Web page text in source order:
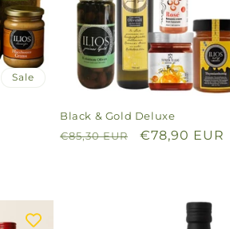
Sale
Black & Gold Deluxe
Normaler
€85,30 EUR Verkaufspreis
€78,90 EUR